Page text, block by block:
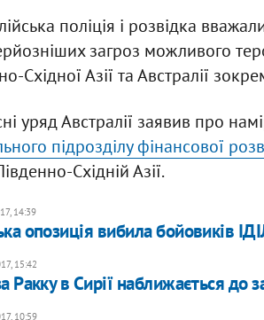
поліція і розвідка
загроз можливого
Східної Азії та Австралії
уряд Австралії заявив про
підрозділу фінансової
Східній Азії.
14:39
опозиція вибила бойовиків
15:42
Ракку в Сирії наближається до
10:59